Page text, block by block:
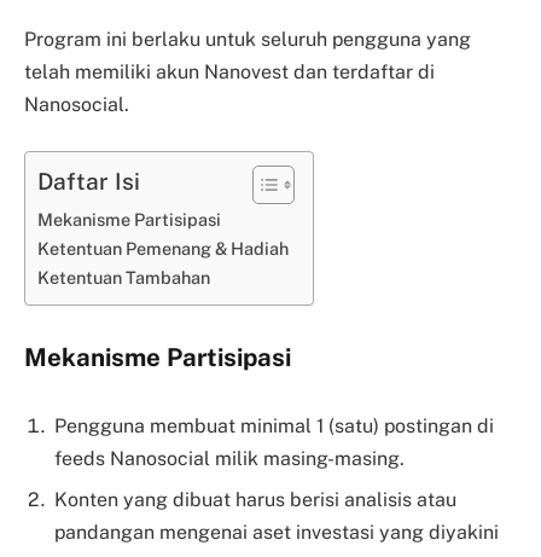
Program ini berlaku untuk seluruh pengguna yang
telah memiliki akun Nanovest dan terdaftar di
Nanosocial.
Daftar Isi
Mekanisme Partisipasi
Ketentuan Pemenang & Hadiah
Ketentuan Tambahan
Mekanisme Partisipasi
Pengguna membuat minimal 1 (satu) postingan di
feeds Nanosocial milik masing-masing.
Konten yang dibuat harus berisi analisis atau
pandangan mengenai aset investasi yang diyakini